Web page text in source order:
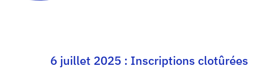
6 juillet 2025 : Inscriptions clotûrées